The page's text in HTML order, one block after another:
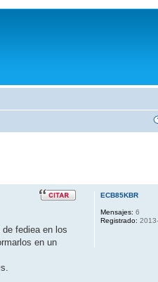
fediea en los
en un
ECB85KBR
Mensajes: 6
Registrado: